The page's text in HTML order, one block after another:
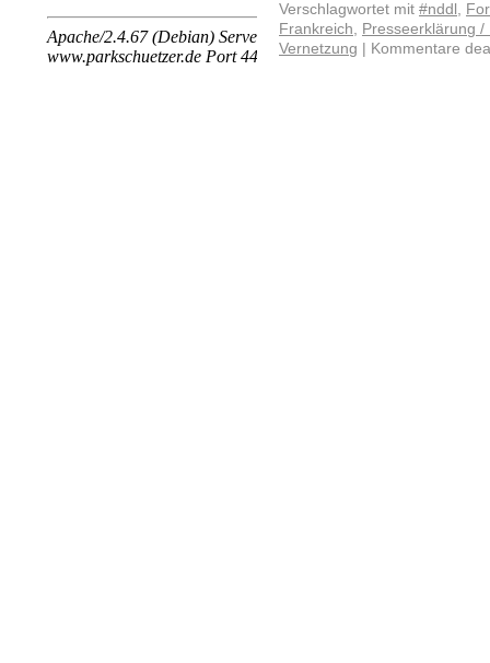
Verschlagwortet mit #nddl ,
Frankreich, Presseerklärung
Vernetzung
Kommentare